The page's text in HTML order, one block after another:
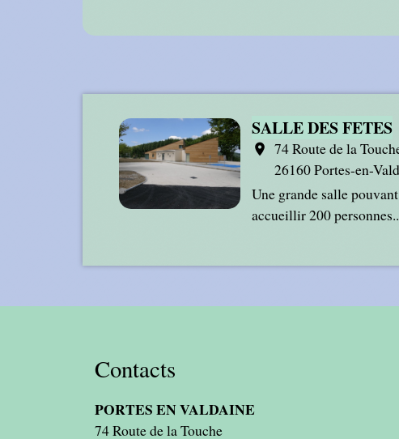
SALLE DES FETES
location_on 74 Route de la
26160 Portes-en-
Une grande salle pouvant
accueillir 200
Contacts
PORTES EN VALDAINE
74 Route de la Touche